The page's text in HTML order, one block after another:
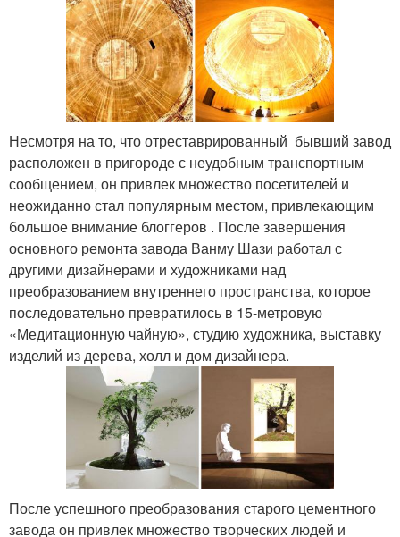
Несмотря на то, что отреставрированный бывший завод
расположен в пригороде с неудобным транспортным
сообщением, он привлек множество посетителей и
неожиданно стал популярным местом, привлекающим
большое внимание блоггеров . После завершения
основного ремонта завода Ванму Шази работал с
другими дизайнерами и художниками над
преобразованием внутреннего пространства, которое
последовательно превратилось в 15-метровую
«Медитационную чайную», студию художника, выставку
изделий из дерева, холл и дом дизайнера.
После успешного преобразования старого цементного
завода он привлек множество творческих людей и